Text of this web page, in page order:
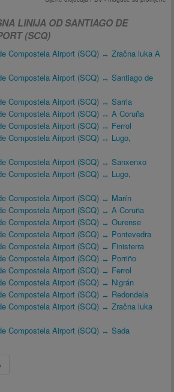
LINIJA OD SANTIAGO DE
(SCQ)
Compostela Airport (SCQ) ↔ Zračna luka A
Compostela Airport (SCQ) ↔ Santiago de
Compostela Airport (SCQ) ↔ Sarria
Compostela Airport (SCQ) ↔ A Coruña
Compostela Airport (SCQ) ↔ Ferrol
Compostela Airport (SCQ) ↔ Lugo,
Compostela Airport (SCQ) ↔ Sanxenxo
Compostela Airport (SCQ) ↔ Lugo,
Compostela Airport (SCQ) ↔ Marín
Compostela Airport (SCQ) ↔ A Coruña
Compostela Airport (SCQ) ↔ Ourense
Compostela Airport (SCQ) ↔ Pontevedra
Compostela Airport (SCQ) ↔ Finisterra
Compostela Airport (SCQ) ↔ Porriño
Compostela Airport (SCQ) ↔ Ferrol
Compostela Airport (SCQ) ↔ Nigrán
Compostela Airport (SCQ) ↔ Redondela
Compostela Airport (SCQ) ↔ Zračna luka
Compostela Airport (SCQ) ↔ Sada